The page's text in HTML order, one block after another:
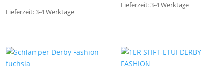
Lieferzeit:3-4 Werktage
Lieferzeit:3-4 Werktage